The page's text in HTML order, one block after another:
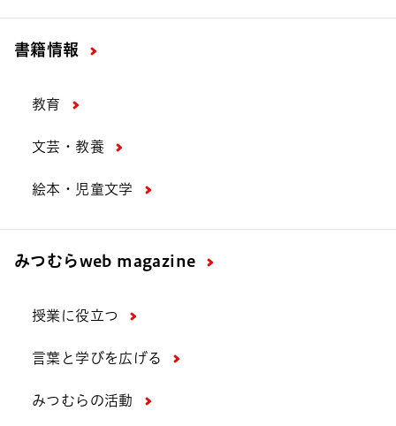
書籍情報
教育
文芸・教養
絵本・児童文学
みつむらweb magazine
授業に役立つ
言葉と学びを広げる
みつむらの活動